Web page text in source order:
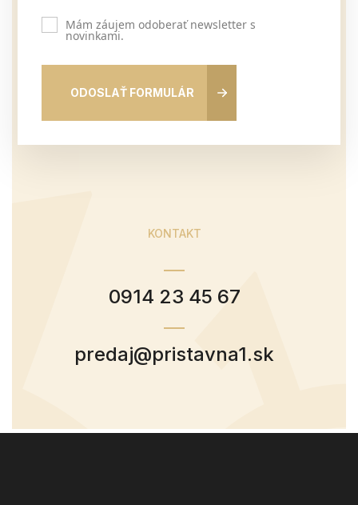
Mám záujem odoberať newsletter s
novinkami.
ODOSLAŤ FORMULÁR
KONTAKT
0914 23 45 67
predaj@pristavna1.sk